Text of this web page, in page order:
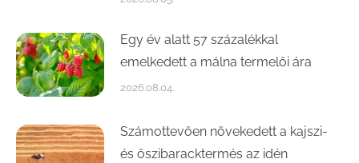
Egy év alatt 57 százalékkal
emelkedett a málna termelői ára
2026.08.04.
Számottevően növekedett a kajszi-
és őszibaracktermés az idén